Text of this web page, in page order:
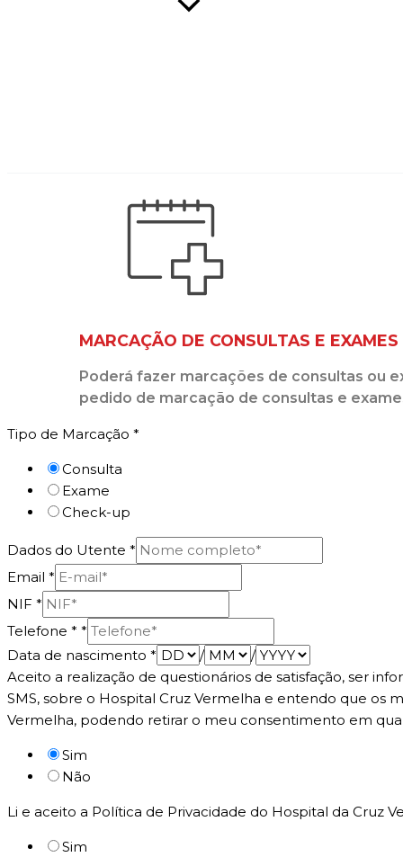
MARCAÇÃO DE CONSULTAS E EXAMES
Poderá fazer marcações de consultas ou
pedido de marcação de consultas e
Tipo de Marcação *
Consulta
Exame
Check-up
Dados do Utente *
Email *
NIF *
Telefone * *
Data de nascimento * /
/
Aceito a realização de questionários de satisfação, ser
SMS, sobre o Hospital Cruz Vermelha e entendo que os
Vermelha, podendo retirar o meu consentimento em
Sim
Não
Li e aceito a Política de Privacidade do Hospital da Cruz
Sim